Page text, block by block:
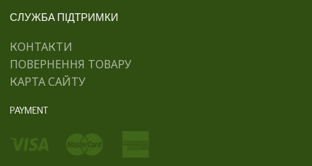
СЛУЖБА ПІДТРИМКИ
КОНТАКТИ
ПОВЕРНЕННЯ ТОВАРУ
КАРТА САЙТУ
PAYMENT